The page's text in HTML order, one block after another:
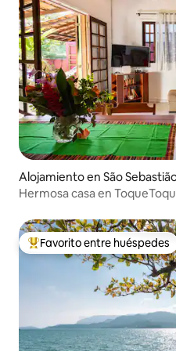
Alojamiento en São
Hermosa casa en
Favorito entre huéspedes
Favorito entre huéspedes